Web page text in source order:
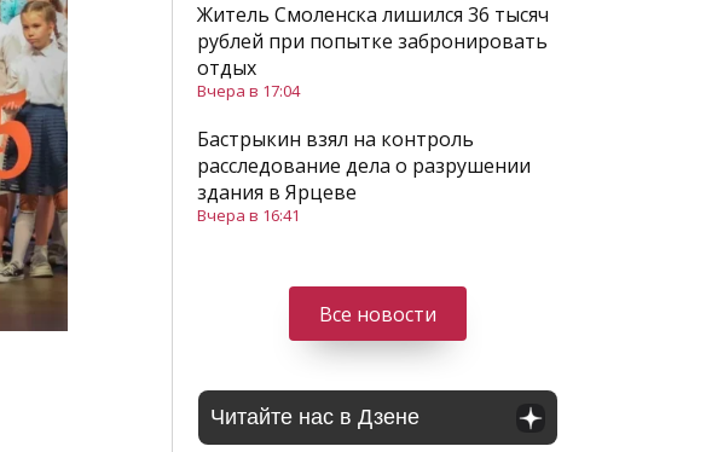
Житель Смоленска лишился 36 тысяч
рублей при попытке забронировать
отдых
Вчера в 17:04
Бастрыкин взял на контроль
расследование дела о разрушении
здания в Ярцеве
Вчера в 16:41
Все новости
Читайте нас в Дзене